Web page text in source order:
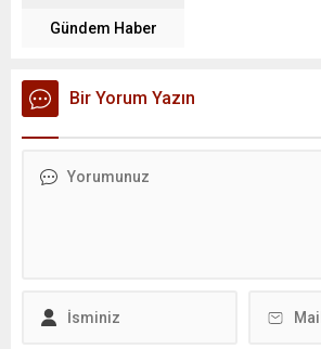
Gündem Haber
Bir Yorum Yazın